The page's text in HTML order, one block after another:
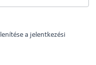
a jelentkezési